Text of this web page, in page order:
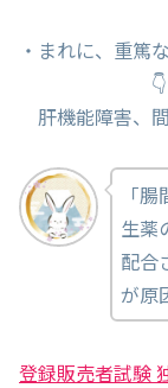
・まれに、重篤
👇
肝機能障害、間
「
生薬
配合
が原
登録販売者試験